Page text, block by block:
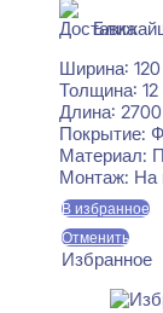
Ширина:
Толщина:
Длина:
Покрытие:
Материал:
Монтаж: На
В избранное
Отменить
Избранное